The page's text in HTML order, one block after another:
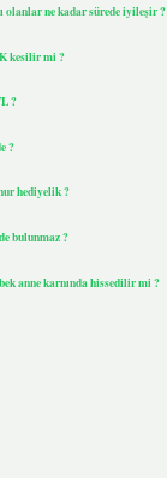
olanlar ne kadar sürede iyileşir ?
kesilir mi ?
?
?
hediyelik ?
bulunmaz ?
anne karnında hissedilir mi ?